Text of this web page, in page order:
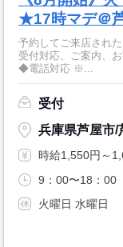
★17時マデ＠
予約してご来店されたお
受付対応、ご案内、
◆電話対応 ※...
受付
兵庫県芦屋市/
時給1,550円～
9：00〜18：00
火曜日 水曜日